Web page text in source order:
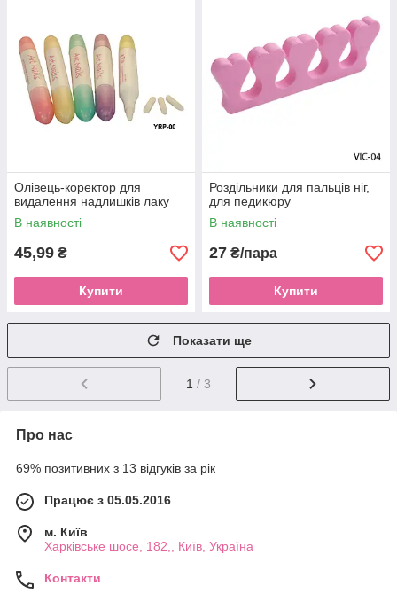
Олівець-коректор для
видалення надлишків лаку
В наявності
45,99 ₴
Купити
Роздільники для пальців ніг,
для педикюру
В наявності
27 ₴/пара
Купити
Показати ще
1 / 3
Про нас
69% позитивних з 13 відгуків за рік
Працює з 05.05.2016
м. Київ
Харківське шосе, 182,, Київ, Україна
Контакти